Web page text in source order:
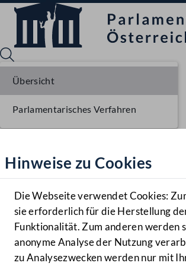
Hilfe
Benutzer
Navigationsmenü öffnen
MENÜ
Hinweise zu Cookies
Die Webseite verwendet Cookies:
sie erforderlich für die Herstellung
Funktionalität. Zum anderen werden
anonyme Analyse der Nutzung
zu Analysezwecken werden nur mit
Übersicht
Parlamentarisches Verfahren